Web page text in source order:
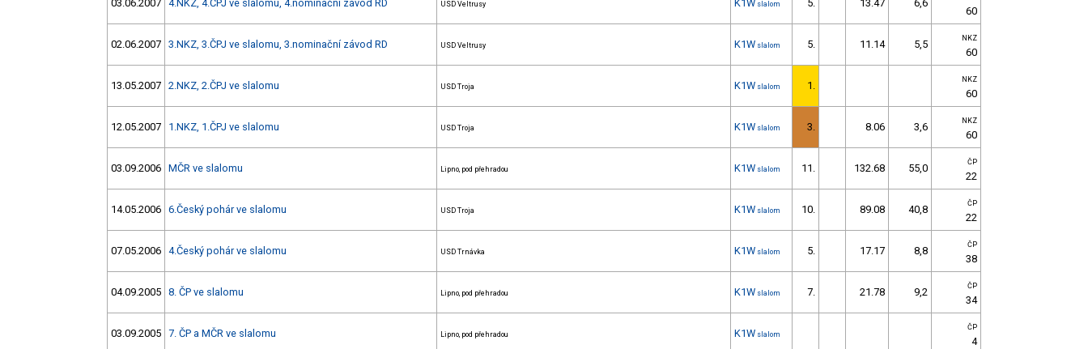
03.06.2007 4.NKZ, 4.ČPJ ve slalomu, 4.nominační závod RD USD Veltrusy K1W slalom 5. 13.47 6,6
60
02.06.2007 3.NKZ, 3.ČPJ ve slalomu, 3.nominační závod RD USD Veltrusy K1W slalom 5. 11.14 5,5 NKZ
60
13.05.2007 2.NKZ, 2.ČPJ ve slalomu USD Troja K1W slalom 1. NKZ
60
12.05.2007 1.NKZ, 1.ČPJ ve slalomu USD Troja K1W slalom 3. 8.06 3,6 NKZ
60
03.09.2006 MČR ve slalomu Lipno, pod přehradou K1W slalom 11. 132.68 55,0 ČP
22
14.05.2006 6.Český pohár ve slalomu USD Troja K1W slalom 10. 89.08 40,8 ČP
22
07.05.2006 4.Český pohár ve slalomu USD Trnávka K1W slalom 5. 17.17 8,8 ČP
38
04.09.2005 8. ČP ve slalomu Lipno, pod přehradou K1W slalom 7. 21.78 9,2 ČP
34
03.09.2005 7. ČP a MČR ve slalomu Lipno, pod přehradou K1W slalom
ČP
4